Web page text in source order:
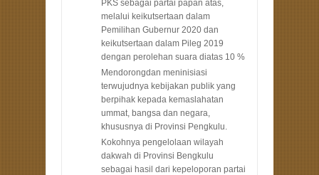
PKS sebagai partai papan atas,
melalui keikutsertaan dalam
Pemilihan Gubernur 2020 dan
keikutsertaan dalam Pileg 2019
dengan perolehan suara diatas 10 %
Mendorongdan meninisiasi
terwujudnya kebijakan publik yang
berpihak kepada kemaslahatan
ummat, bangsa dan negara,
khususnya di Provinsi Pengkulu.
Kokohnya pengelolaan wilayah
dakwah di Provinsi Bengkulu
sebagai hasil dari kepeloporan partai